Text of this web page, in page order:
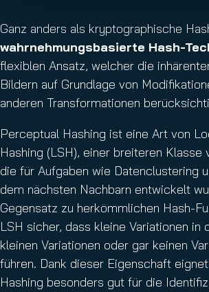
Ganz anders als kryptographische
wahrnehmungsbasierte Hash-
flexiblen Ansatz, welcher die
Bildern auf Grundlage von
anderen Transformationen
Perceptual Hashing ist eine Art von
Hashing (LSH), einer breiteren Klasse
die für Aufgaben wie Datenclustering
dem nächsten Nachbarn entwickelt
Gegensatz zu herkömmlichen Hash-
LSH sicher, dass kleine Variationen in
kleinen Variationen oder gar keinen
führen. Dank dieser Eigenschaft
Hashing besonders gut für die